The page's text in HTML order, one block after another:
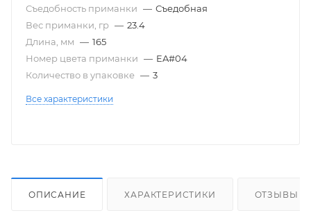
Съедобность приманки — Съедобная
Вес приманки, гр — 23.4
Длина, мм — 165
Номер цвета приманки — EA#04
Количество в упаковке — 3
Все характеристики
ОПИСАНИЕ ХАРАКТЕРИСТИКИ ОТЗЫВЫ